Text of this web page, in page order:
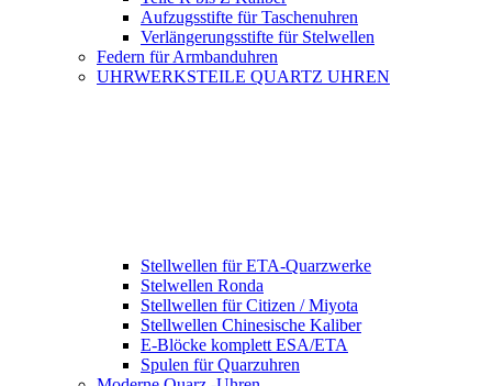
Aufzugsstifte für Taschenuhren
Verlängerungsstifte für Stelwellen
Federn für Armbanduhren
UHRWERKSTEILE QUARTZ UHREN
Stellwellen für ETA-Quarzwerke
Stelwellen Ronda
Stellwellen für Citizen / Miyota
Stellwellen Chinesische Kaliber
E-Blöcke komplett ESA/ETA
Spulen für Quarzuhren